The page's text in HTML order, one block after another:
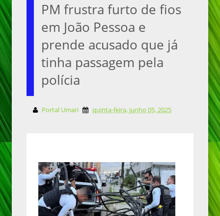
PM frustra furto de fios
em João Pessoa e
prende acusado que já
tinha passagem pela
polícia
Portal Umari quinta-feira, junho 05, 2025